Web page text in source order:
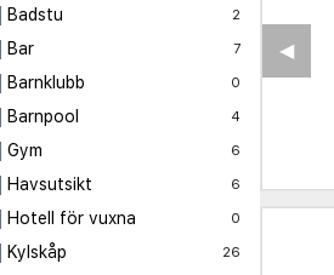
Badstu 2
Bar 7
Barnklubb 0
Barnpool 4
Gym 6
Havsutsikt 6
Hotell för vuxna 0
Kylskåp 26
◀︎